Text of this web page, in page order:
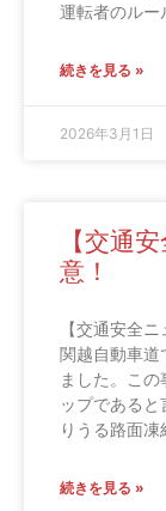
運転者のルー
続きを見る »
2026年3月1日
【交通
意！
【交通安全
関越自動車道
ました。こ
ップである
りうる路面凍
続きを見る »